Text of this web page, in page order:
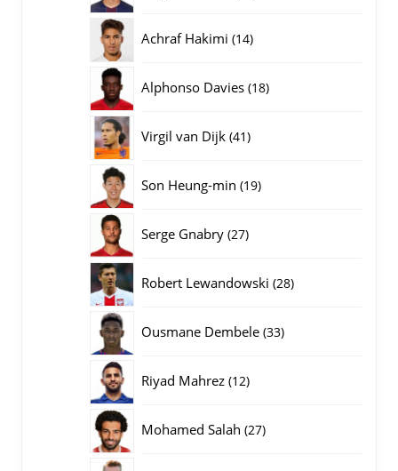
Achraf Hakimi 1414
Alphonso Davies 1818
Virgil van Dijk 4141
Son Heung-min 1919
Serge Gnabry 2727
Robert Lewandowski 2828
Ousmane Dembele 3333
Riyad Mahrez 1212
Mohamed Salah 2727